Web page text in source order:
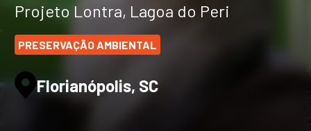
Projeto Lontra, Lagoa do Peri
PRESERVAÇÃO AMBIENTAL
Florianópolis, SC